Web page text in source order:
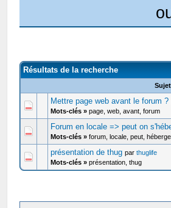
Résultats de la recherche
Sujet
Mettre page web avant le forum ?
Mots-clés »page, web, avant, forum
Forum en locale => peut on
Mots-clés »forum, locale, peut,
présentation de thug parthuglife
Mots-clés »présentation, thug